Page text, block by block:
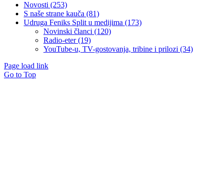
Novosti (253)
S naše strane kauča (81)
Udruga Feniks Split u medijima (173)
Novinski članci (120)
Radio-eter (19)
YouTube-u, TV-gostovanja, tribine i prilozi (34)
Page load link
Go to Top